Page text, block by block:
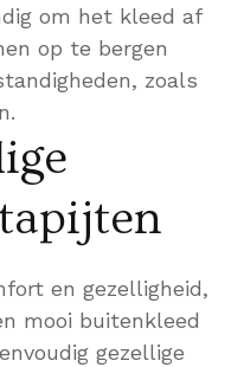
om het kleed af
op te bergen
zoals
en gezelligheid,
mooi buitenkleed
gezellige